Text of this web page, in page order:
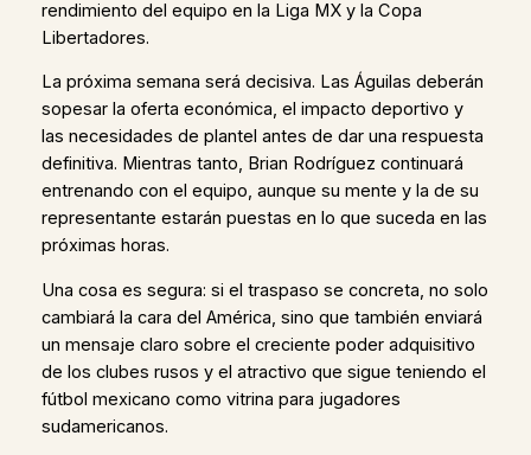
rendimiento del equipo en la Liga MX y la Copa
Libertadores.
La próxima semana será decisiva. Las Águilas deberán
sopesar la oferta económica, el impacto deportivo y
las necesidades de plantel antes de dar una respuesta
definitiva. Mientras tanto, Brian Rodríguez continuará
entrenando con el equipo, aunque su mente y la de su
representante estarán puestas en lo que suceda en las
próximas horas.
Una cosa es segura: si el traspaso se concreta, no solo
cambiará la cara del América, sino que también enviará
un mensaje claro sobre el creciente poder adquisitivo
de los clubes rusos y el atractivo que sigue teniendo el
fútbol mexicano como vitrina para jugadores
sudamericanos.